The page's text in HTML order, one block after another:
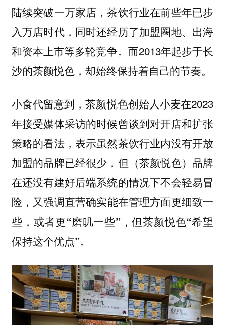
陆续突破一万家店，茶饮行业在前些年已步
入万店时代，同时还经历了加盟圈地、出海
和资本上市等多轮竞争。而2013年起步于长
沙的茶颜悦色，却始终保持着自己的节奏。
小食代留意到，茶颜悦色创始人小麦在2023
年接受媒体采访的时候曾谈到对开店和扩张
策略的看法，表示虽然茶饮行业内没有开放
加盟的品牌已经很少，但（茶颜悦色）品牌
在还没有建好后端系统的情况下不会轻易冒
险，又强调直营确实能在管理方面更细致一
些，或者更“磨叽一些”，但茶颜悦色“希望
保持这个优点”。